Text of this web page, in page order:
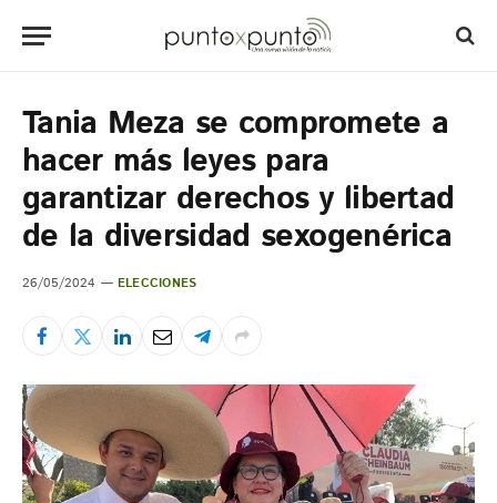
Tania Meza se compromete a
hacer más leyes para
garantizar derechos y libertad
de la diversidad sexogenérica
26/05/2024 ELECCIONES